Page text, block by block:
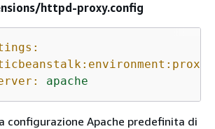
httpd-proxy.config
apache
configurazione Apache predefinita di